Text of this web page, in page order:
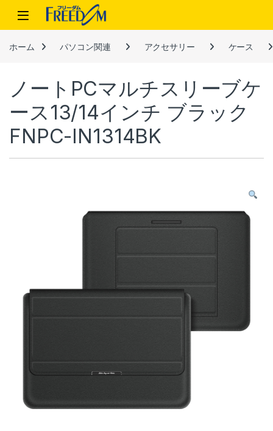
Skip to navigation
Skip to content
ホーム パソコン関連 アクセサリー ケース
ノートPCマルチスリーブケ
ース13/14インチ ブラック
FNPC-IN1314BK